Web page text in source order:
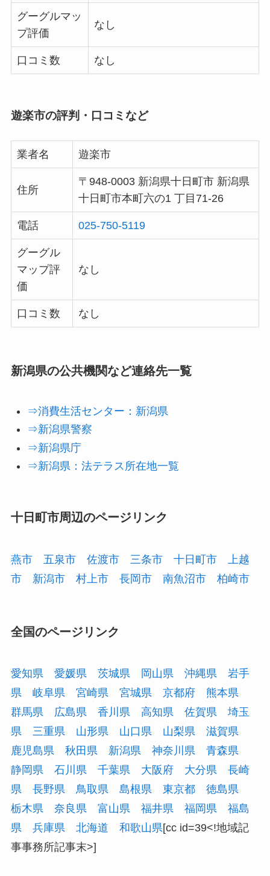
グーグルマッ
プ評価
なし
口コミ数 なし
遊楽市の評判・口コミなど
業者名 遊楽市
住所
〒948-0003 新潟県十日町市 新潟県
十日町市本町六の1 丁目71-26
電話 025-750-5119
グーグル
マップ評
価
なし
口コミ数 なし
新潟県の公共機関など連絡先一覧
⇒消費生活センター：新潟県
⇒新潟県警察
⇒新潟県庁
⇒新潟県：法テラス所在地一覧
十日町市周辺のページリンク
燕市 五泉市 佐渡市 三条市 十日町市
上越
市
新潟市 村上市 長岡市 南魚沼市 柏崎市
全国のページリンク
愛知県 愛媛県 茨城県 岡山県 沖縄県
岩手
県
岐阜県 宮崎県 宮城県 京都府
熊本県
群馬県
広島県 香川県 高知県 佐賀県
埼玉
県
三重県 山形県 山口県 山梨県
滋賀県
鹿児島県
秋田県 新潟県 神奈川県
青森県
静岡県
石川県 千葉県 大阪府 大分県
長崎
県
長野県 鳥取県 島根県 東京都
徳島県
栃木県
奈良県 富山県 福井県 福岡県
福島
県
兵庫県 北海道 和歌山県[cc id=39<!地域記
事事務所記事末>]